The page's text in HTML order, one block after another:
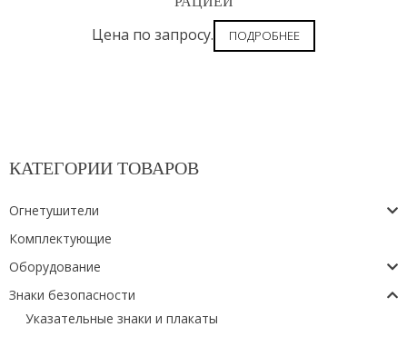
Цена по запросу. ПОДРОБНЕЕ
КАТЕГОРИИ ТОВАРОВ
Огнетушители
Комплектующие
Оборудование
Знаки безопасности
Указательные знаки и плакаты